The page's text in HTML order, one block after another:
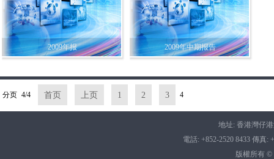
2009年报 2009年中期报告
分页 4/4 首页 上页 1 2 3 4
地址: 香港灣仔
電話: +852-2520 8433 傳真:
版權所有 ©